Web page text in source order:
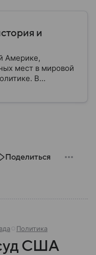
и
Америке,
мест в мировой
В
об этой стране.
Поделиться
Политика
США